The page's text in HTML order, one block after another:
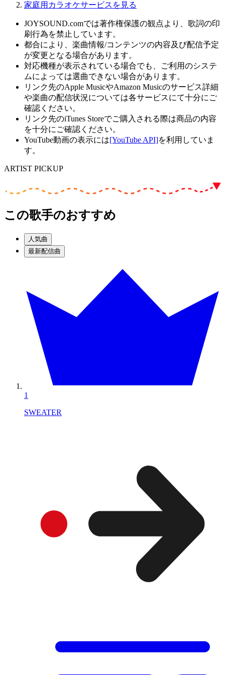
家庭用カラオケサービスを見る
JOYSOUND.comでは著作権保護の観点より、歌詞の印
刷行為を禁止しています。
都合により、楽曲情報/コンテンツの内容及び配信予定
が変更となる場合があります。
対応機種が表示されている場合でも、ご利用のシステ
ムによっては選曲できない場合があります。
リンク先のApple MusicやAmazon Musicのサービス詳細
や楽曲の配信状況については各サービスにて十分にご
確認ください。
リンク先のiTunes Storeでご購入される際は商品の内容
を十分にご確認ください。
YouTube動画の表示には[YouTube API]を利用していま
す。
ARTIST PICKUP
この歌手のおすすめ
人気曲
最新配信曲
1
SWEATER